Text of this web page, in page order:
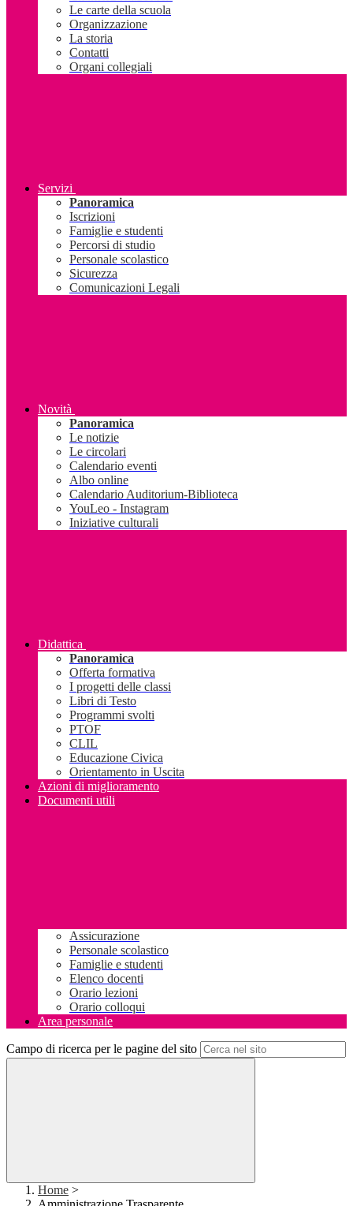
Le carte della scuola
Organizzazione
La storia
Contatti
Organi collegiali
Servizi
Panoramica
Iscrizioni
Famiglie e studenti
Percorsi di studio
Personale scolastico
Sicurezza
Comunicazioni Legali
Novità
Panoramica
Le notizie
Le circolari
Calendario eventi
Albo online
Calendario Auditorium-Biblioteca
YouLeo - Instagram
Iniziative culturali
Didattica
Panoramica
Offerta formativa
I progetti delle classi
Libri di Testo
Programmi svolti
PTOF
CLIL
Educazione Civica
Orientamento in Uscita
Azioni di miglioramento
Documenti utili
Assicurazione
Personale scolastico
Famiglie e studenti
Elenco docenti
Orario lezioni
Orario colloqui
Area personale
Campo di ricerca per le pagine del sito
Home >